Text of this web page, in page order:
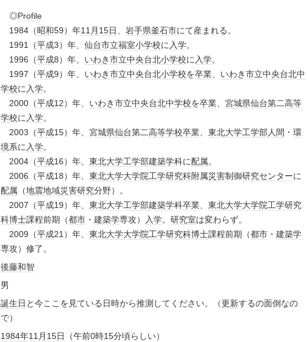
◎Profile
1984（昭和59）年11月15日、 岩手県釜石市にて産まれる。
1991（平成3）年、 仙台市立福室小学校に入学。
1996（平成8）年、 いわき市立中央台北小学校に入学。
1997（平成9）年、 いわき市立中央台北小学校を卒業、 いわき市立中央台北中
学校に入学。
2000（平成12）年、 いわき市立中央台北中学校を卒業、 宮城県仙台第二高等
学校に入学。
2003（平成15）年、 宮城県仙台第二高等学校卒業、 東北大学工学部人間 ・ 環
境系に入学。
2004（平成16）年、 東北大学工学部建築学科に配属。
2006 （平成18）年、 東北大学大学院工学研究科附属災害制御研究センターに
配属 （地震地域災害研究分野）。
2007（平成19）年、 東北大学工学部建築学科卒業、 東北大学大学院工学研究
科博士課程前期（都市 ・ 建築学専攻） 入学。 研究室は変わらず。
2009（平成21）年、 東北大学大学院工学研究科博士課程前期（都市 ・ 建築学
専攻）修了。
後藤和智
男
誕生日 と今ここを見ている日時から推測してください。（更新するの面倒なの
で）
1984年11月15日
（午前0時15分頃らしい）